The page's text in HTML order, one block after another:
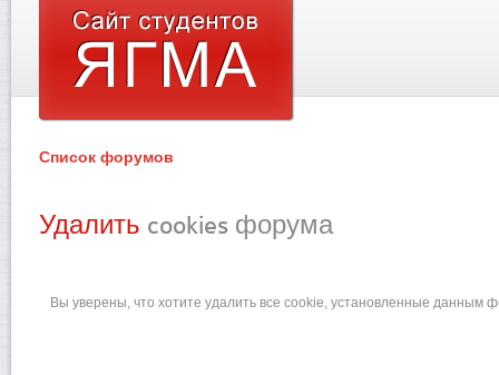
Список форумов
Удалить cookies форума
Вы уверены, что хотите удалить все cookie, установленные данным